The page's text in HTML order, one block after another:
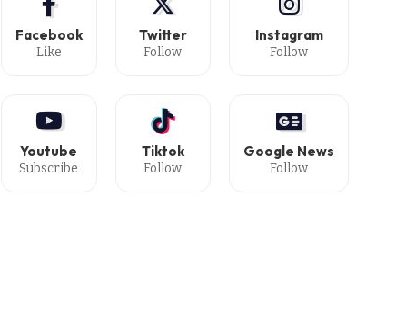
Facebook
Like
Twitter
Follow
Instagram
Follow
Youtube
Subscribe
Tiktok
Follow
Google News
Follow